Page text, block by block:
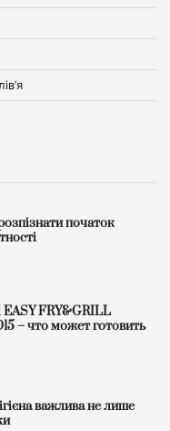
початок
FRY&GRILL
– что может готовить
важлива не лише